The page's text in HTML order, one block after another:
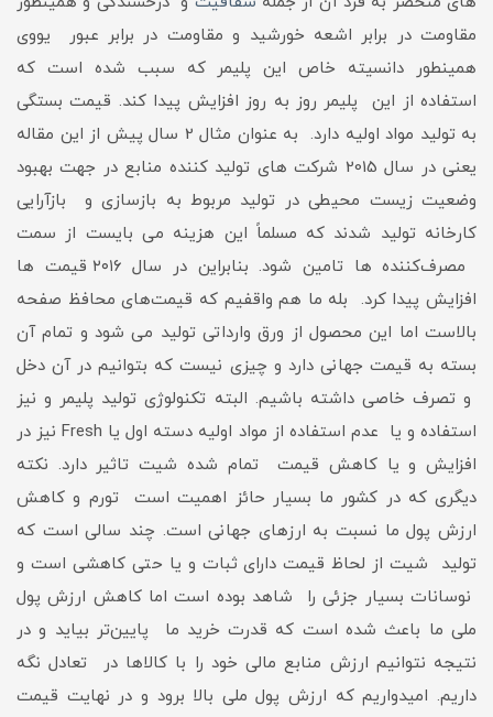
مقاومت در برابر اشعه خورشید و مقاومت در برابر عبور یووی
همینطور دانسیته خاص این پلیمر که سبب شده است که
استفاده از این پلیمر روز به روز افزایش پیدا کند. قیمت بستگی
به تولید مواد اولیه دارد. به عنوان مثال 2 سال پیش از این مقاله
یعنی در سال 2015 شرکت های تولید کننده منابع در جهت بهبود
وضعیت زیست محیطی در تولید مربوط به بازسازی و بازآرایی
کارخانه تولید شدند که مسلماً این هزینه می بایست از سمت
مصرف‌کننده ها تامین شود. بنابراین در سال ۲۰۱۶ قیمت ها
افزایش پیدا کرد. بله ما هم واقفیم که قیمت‌های محافظ‌ صفحه
بالاست اما این محصول از ورق وارداتی تولید می شود و تمام آن
بسته به قیمت جهانی دارد و چیزی نیست که بتوانیم در آن دخل
و تصرف خاصی داشته باشیم. البته تکنولوژی تولید پلیمر و نیز
استفاده و یا عدم استفاده از مواد اولیه دسته اول یا Fresh نیز در
افزایش و یا کاهش قیمت تمام شده شیت تاثیر دارد. نکته
دیگری که در کشور ما بسیار حائز اهمیت است تورم و کاهش
ارزش پول ما نسبت به ارزهای جهانی است. چند سالی است که
تولید شیت از لحاظ قیمت دارای ثبات و یا حتی کاهشی است و
نوسانات بسیار جزئی را شاهد بوده است اما کاهش ارزش پول
ملی ما باعث شده است که قدرت خرید ما پایین‌تر بیاید و در
نتیجه نتوانیم ارزش منابع مالی خود را با کالاها در تعادل نگه
داریم. امیدواریم که ارزش پول ملی بالا برود و در نهایت قیمت